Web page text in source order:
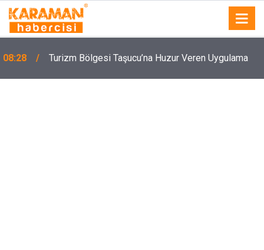
08:28 Turizm Bölgesi Taşucu’na Huzur Veren Uygulama